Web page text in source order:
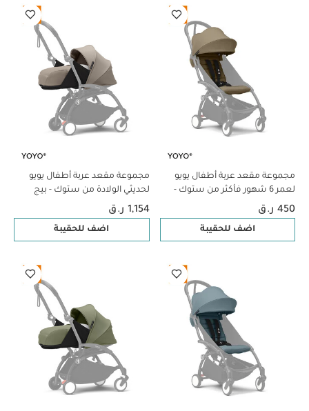
مجموعة مقعد عربة أطفال يويو
لعمر 6 شهور فأكثر من ستوك -
بني
450 ر.ق
اضف للحقيبة
مجموعة مقعد عربة أطفال يويو
لحديثي الولادة من ستوك - بيج
1,154 ر.ق
اضف للحقيبة